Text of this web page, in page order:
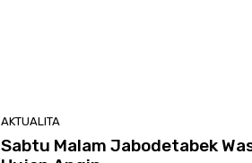
AKTUALITA
Sabtu Malam Jabodetabek